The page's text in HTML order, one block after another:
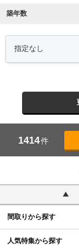
築年数
1414件
間取りから探す
人気特集から探す